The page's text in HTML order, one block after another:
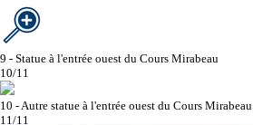
9 - Statue à l'entrée ouest du Cours Mirabeau
10/11
10 - Autre statue à l'entrée ouest du Cours Mirabeau
11/11